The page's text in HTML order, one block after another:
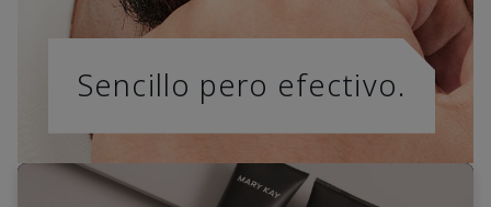
Sencillo pero efectivo.